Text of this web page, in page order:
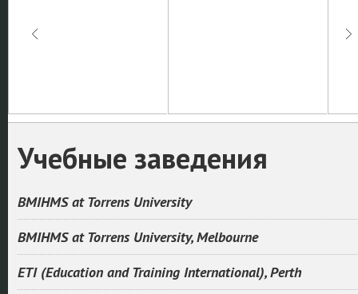
Учебные заведения
BMIHMS at Torrens University
BMIHMS at Torrens University, Melbourne
ETI (Education and Training International), Perth